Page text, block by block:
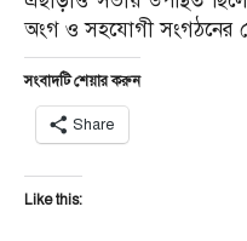
অংগ ও সহযোগী সংগঠনের
সংবাদটি শেয়ার করুন
Share
Like this: